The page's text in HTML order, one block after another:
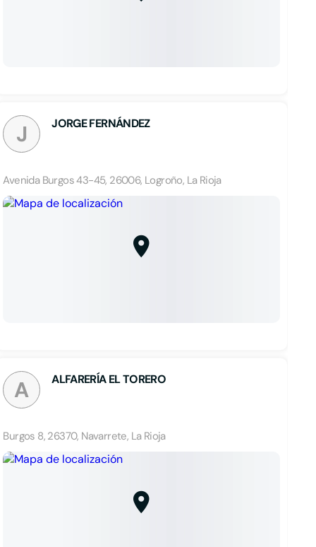
J JORGE FERNÁNDEZ
Avenida Burgos 43-45, 26006, Logroño, La Rioja
A ALFARERÍA EL TORERO
Burgos 8, 26370, Navarrete, La Rioja